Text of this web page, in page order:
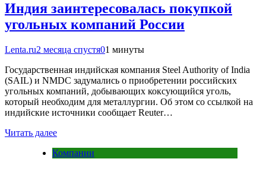
Индия заинтересовалась покупкой
угольных компаний России
Lenta.ru2 месяца спустя01 минуты
Государственная индийская компания Steel Authority of India
(SAIL) и NMDC задумались о приобретении российских
угольных компаний, добывающих коксующийся уголь,
который необходим для металлургии. Об этом со ссылкой на
индийские источники сообщает Reuter…
Читать далее
Компании